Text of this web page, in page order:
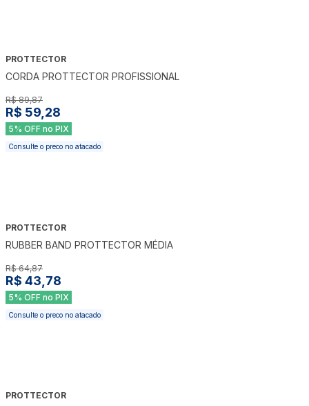
PROTTECTOR
CORDA PROTTECTOR PROFISSIONAL
R$ 89,87
R$ 59,28
5% OFF no PIX
Consulte o preco no atacado
PROTTECTOR
RUBBER BAND PROTTECTOR MÉDIA
R$ 64,87
R$ 43,78
5% OFF no PIX
Consulte o preco no atacado
PROTTECTOR